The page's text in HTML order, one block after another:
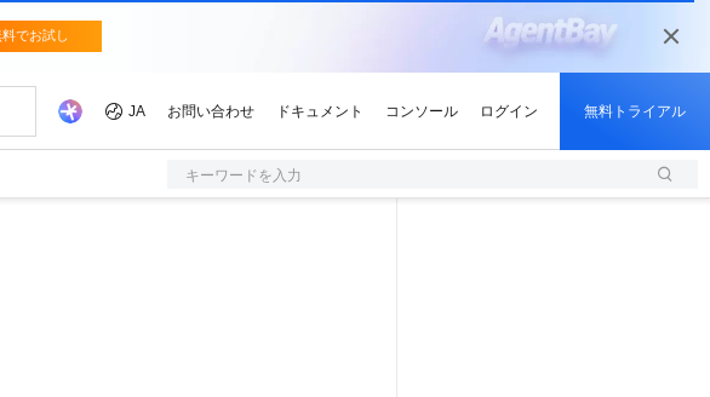
キーワードを入力